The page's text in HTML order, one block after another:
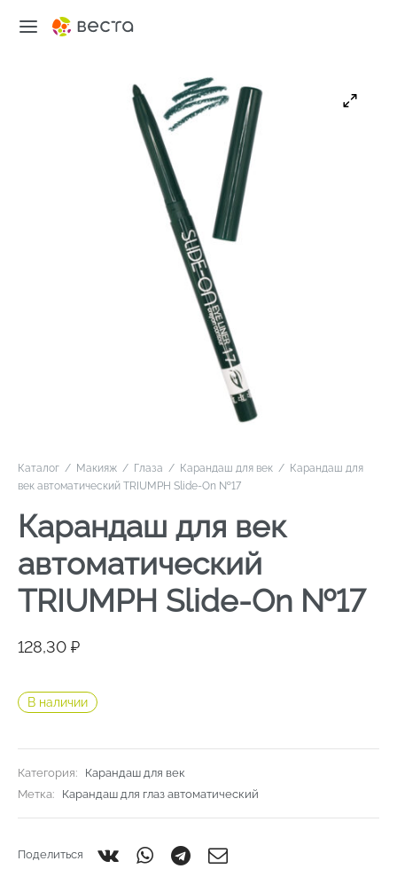
Каталог / Макияж / Глаза / Карандаш для век / Карандаш для
век автоматический TRIUMPH Slide-On №17
Карандаш для век
автоматический
TRIUMPH Slide-On №17
128,30 ₽
В наличии
Категория:
Карандаш для век
Метка:
Карандаш для глаз автоматический
Поделиться